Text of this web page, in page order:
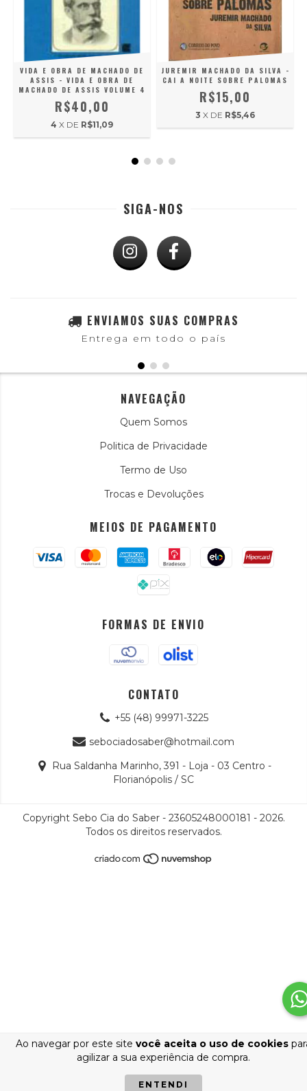
Ao navegar por este site você aceita o uso de cookies
agilizar a sua experiência de compra.
ENTENDI
VIDA E OBRA DE MACHADO DE
ASSIS - VIDA E OBRA DE
MACHADO DE ASSIS VOLUME 4
R$40,00
4 X DE R$11,09
JUREMIR MACHADO DA SILVA -
CAI A NOITE SOBRE PALOMAS
R$15,00
3 X DE R$5,46
SIGA-NOS
ENVIAMOS SUAS COMPRAS
Entrega em todo o país
NAVEGAÇÃO
Quem Somos
Politica de Privacidade
Termo de Uso
Trocas e Devoluções
MEIOS DE PAGAMENTO
FORMAS DE ENVIO
CONTATO
+55 (48) 99971-3225
sebociadosaber@hotmail.com
Rua Saldanha Marinho, 391 - Loja - 03 Centro -
Florianópolis / SC
Copyright Sebo Cia do Saber - 23605248000181 - 2026.
Todos os direitos reservados.